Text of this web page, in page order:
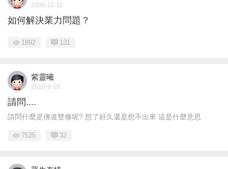
2006-11-11
如何解決業力問題？
1892 131
紫靈曦
2010-9-18
請問....
請問什麼是佛道雙修呢? 想了好久還是想不出來 這是什麼意思
7525 32